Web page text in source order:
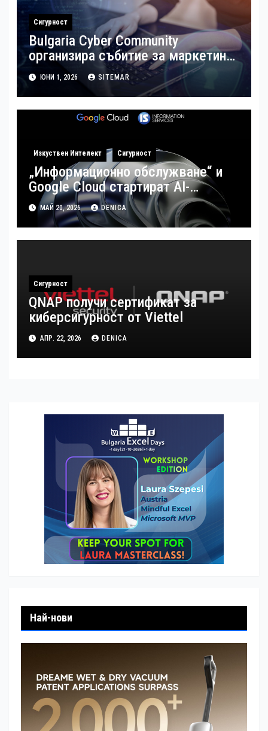
Сигурност
Bulgaria Cyber Community
организира събитие за маркетинг
в киберсигурността и изграждане
на личен бранд
ЮНИ 1, 2026 SITEMAR
Изкуствен Интелект Сигурност
„Информационно обслужване“ и
Google Cloud стартират AI-
базирана национална киберзащита
в България
МАЙ 20, 2026 DENICA
Сигурност
QNAP получи сертификат за
киберсигурност от Viettel
АПР. 22, 2026 DENICA
Най-нови